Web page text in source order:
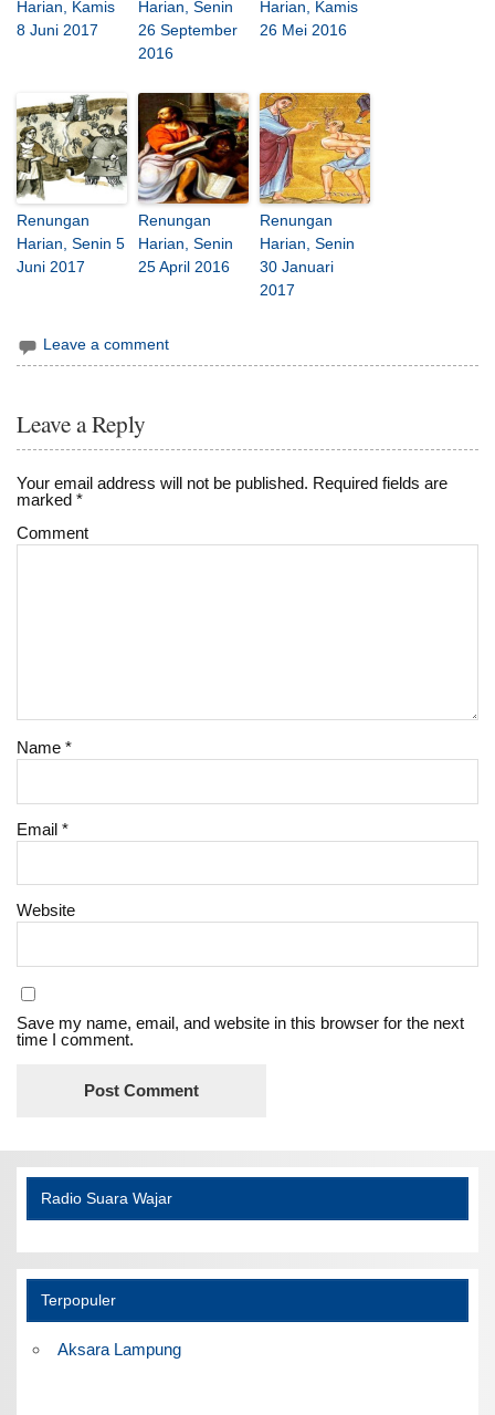
Harian, Kamis
8 Juni 2017
Harian, Senin
26 September
2016
Harian, Kamis
26 Mei 2016
Renungan
Harian, Senin 5
Juni 2017
Renungan
Harian, Senin
25 April 2016
Renungan
Harian, Senin
30 Januari
2017
Leave a comment
Leave a Reply
Your email address will not be published. Required fields are
marked*
Comment
Name*
Email*
Website
Save my name, email, and website in this browser for the next
time I comment.
Radio Suara Wajar
Terpopuler
Aksara Lampung